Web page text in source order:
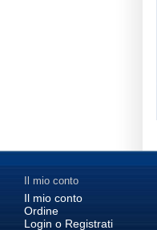
Il mio conto
Il mio conto
Ordine
Login o Registrati